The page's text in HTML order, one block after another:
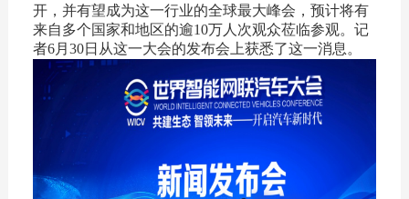
开，并有望成为这一行业的全球最大峰会，预计将有
来自多个国家和地区的逾10万人次观众莅临参观。记
者6月30日从这一大会的发布会上获悉了这一消息。